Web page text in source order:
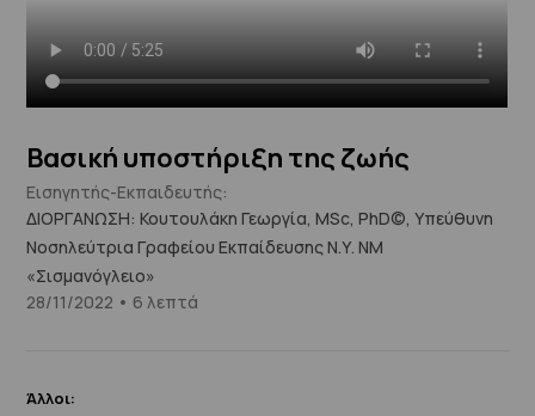
Βασική υποστήριξη της ζωής
Εισηγητής-Εκπαιδευτής:
ΔΙΟΡΓΑΝΩΣΗ: Κουτουλάκη Γεωργία, MSc, PhD©, Υπεύθυνη
Νοσηλεύτρια Γραφείου Εκπαίδευσης Ν.Υ. ΝΜ
«Σισμανόγλειο»
28/11/2022 • 6 λεπτά
Άλλοι: